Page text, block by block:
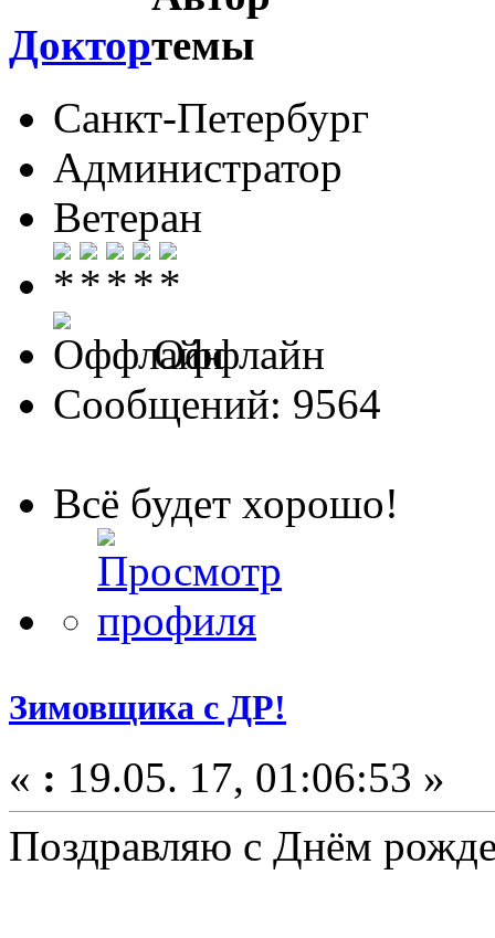
Доктор
Санкт-Петербург
Администратор
Ветеран
Оффлайн
Сообщений: 9564
Всё будет хорошо!
Зимовщика с ДР!
« : 19.05. 17, 01:06:53 »
Поздравляю с Днём